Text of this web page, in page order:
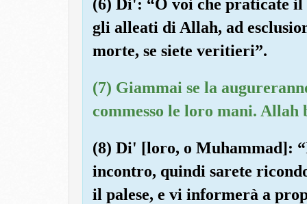
(6) Di': “O voi che praticate il
gli alleati di Allah, ad
morte, se siete veritieri”.
(7) Giammai se la
commesso le loro mani. Allah
(8) Di' [loro, o Muhammad]:
incontro, quindi sarete
il palese, e vi informerà a